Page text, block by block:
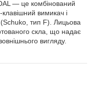
— це комбінований
вимикач і
(Schuko, тип F). Лицьова
скла, що надає
вигляду.